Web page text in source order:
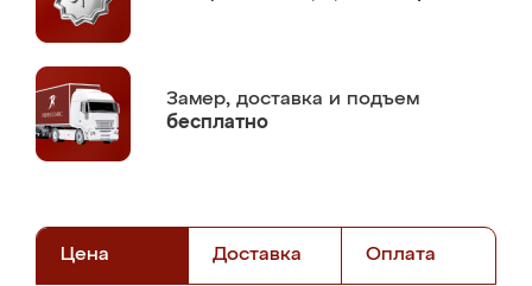
Замер, доставка и подъем
бесплатно
Цена Доставка Оплата